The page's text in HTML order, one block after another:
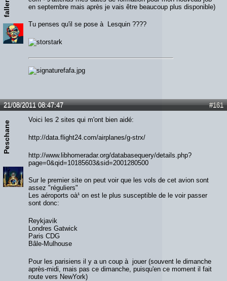
en septembre mais après je vais être beaucoup plus disponible)
Tu penses qu'il se pose à Lesquin ????
#161
21/08/2011 08:47:47
Peschane
Voici les 2 sites qui m'ont bien aidé:
http://data.flight24.com/airplanes/g-strx/
http://www.libhomeradar.org/databasequery/details.php?
page=0&qid=10185603&sid=2001280500
Sur le premier site on peut voir que les vols de cet avion sont
assez "réguliers"
Les aéroports oà¹ on est le plus susceptible de le voir passer
sont donc:
Reykjavik
Londres Gatwick
Paris CDG
Bâle-Mulhouse
Pour les parisiens il y a un coup à jouer (souvent le dimanche
après-midi, mais pas ce dimanche, puisqu'en ce moment il fait
route vers NewYork)